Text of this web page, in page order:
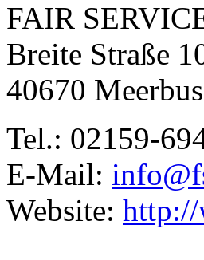
FAIR
Breite Straße
40670
Tel.: 02159-
E-Mail:
Website: http://